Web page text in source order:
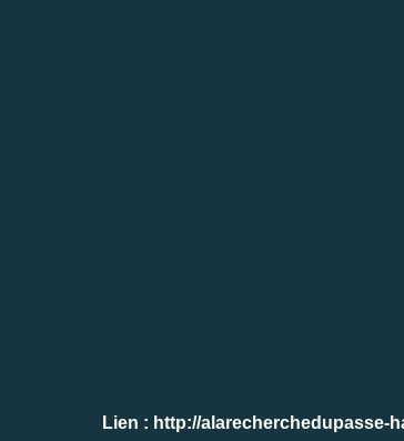
Lien : http://alarecherchedupasse-